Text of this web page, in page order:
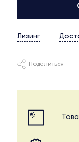
Лизинг
Поделиться